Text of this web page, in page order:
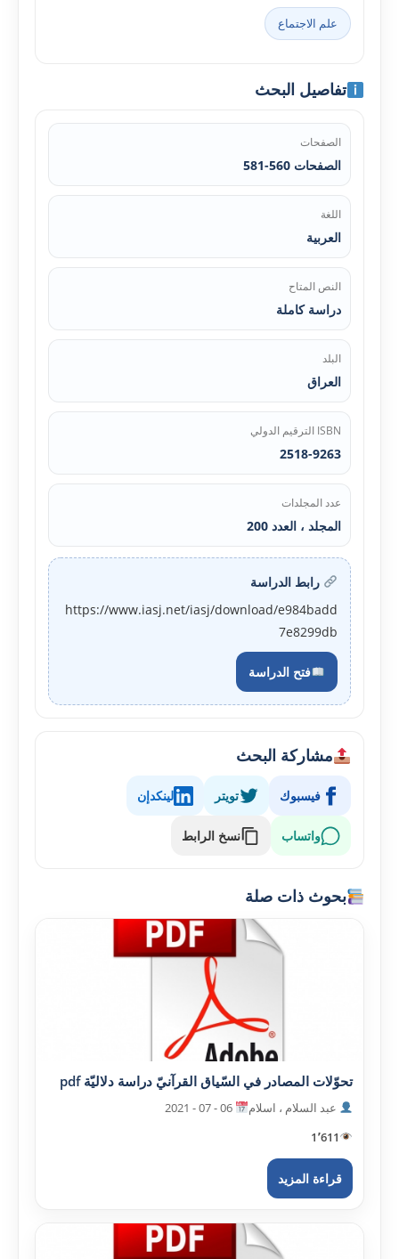
علم الاجتماع
تفاصيل البحث
الصفحات
الصفحات 560-581
اللغة
العربية
النص المتاح
دراسة كاملة
البلد
العراق
ISBN الترقيم الدولي
2518-9263
عدد المجلدات
المجلد ، العدد 200
رابط الدراسة
https://www.iasj.net/iasj/download/e984badd
7e8299db
فتح الدراسة
مشاركة البحث
فيسبوك تويتر لينكدإن
واتساب نسخ الرابط
بحوث ذات صلة
تحوّلات المصادر في السّياق القرآنيّ دراسة دلاليّة pdf
عبد السلام ، اسلام
1٬611
قراءة المزيد